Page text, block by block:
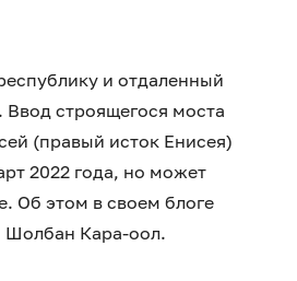
и отдаленный
строящегося моста
(правый исток Енисея)
2022 года, но может
Об этом в своем блоге
Шолбан Кара-оол.